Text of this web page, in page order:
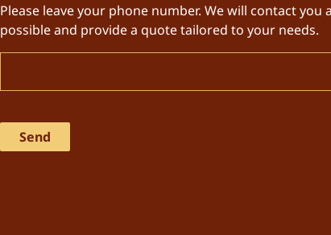
Please leave your phone number. We will contact you
possible and provide a quote tailored to your needs.